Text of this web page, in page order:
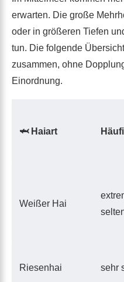
erwarten. Die große
oder in größeren Tiefen
tun. Die folgende
zusammen, ohne
Einordnung.
🦈 Haiart
Weißer Hai
Riesenhai sehr